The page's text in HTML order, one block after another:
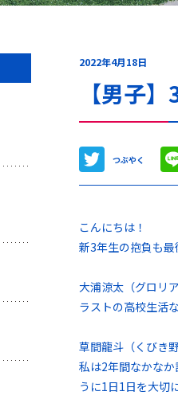
2022年4月18日
【男子
つぶやく
こんにちは！
新3年生の抱負も最
大浦涼太（グロリア
ラストの高校生活
草間龍斗（くびき野
私は2年間なかな
うに1日1日を大切